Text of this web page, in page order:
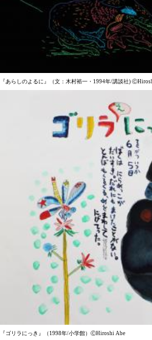
『あらしのよるに』（文：木村裕一・1994年/講談社)
『ゴリラにっき』（1998年/小学館）ⒸHiroshi Abe